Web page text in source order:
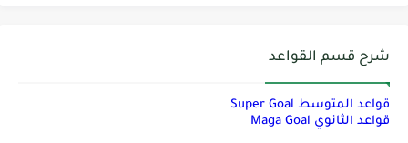
شرح قسم القواعد
قواعد المتوسط Super Goal
قواعد الثانوي Maga Goal